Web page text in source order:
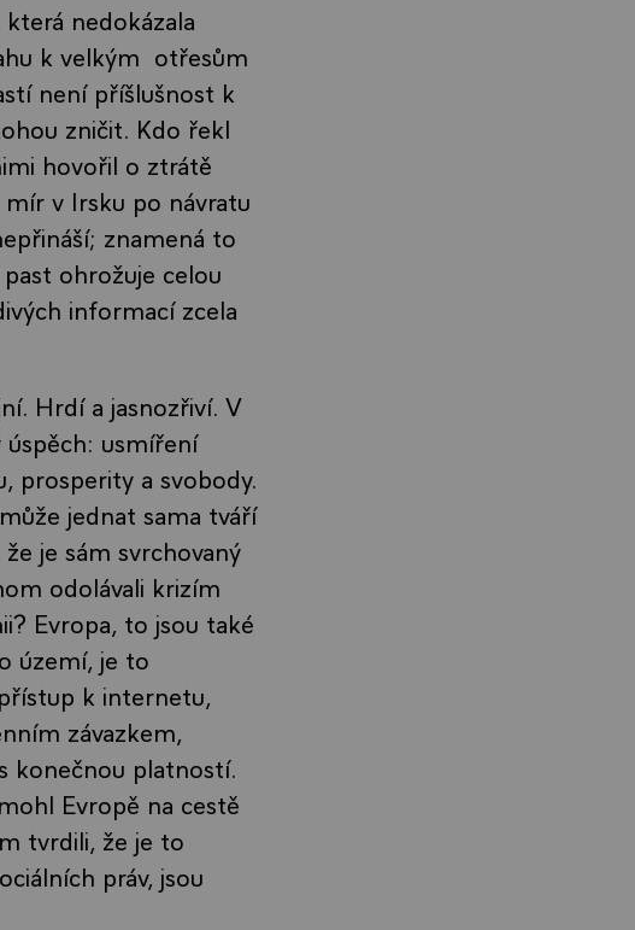
nedokázala
k velkým otřesům
není příšlušnost k
zničit. Kdo řekl
hovořil o ztrátě
v Irsku po návratu
znamená to
ohrožuje celou
informací zcela
Hrdí a jasnozřiví. V
usmíření
prosperity a svobody.
jednat sama tváří
je sám svrchovaný
odolávali krizím
Evropa, to jsou také
území, je to
k internetu,
závazkem,
konečnou platností.
Evropě na cestě
tvrdili, že je to
práv, jsou